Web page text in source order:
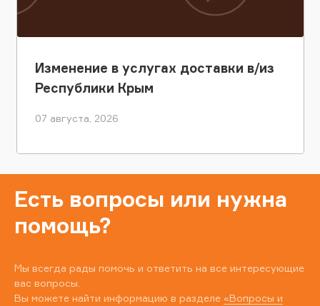
Изменение в услугах доставки в/из
Республики Крым
07 августа, 2026
Есть вопросы или нужна
помощь?
Мы всегда рады помочь и ответить на все интересующие
вас вопросы.
Вы можете найти информацию в разделе «Вопросы и